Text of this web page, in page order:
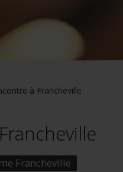
à Francheville
Francheville